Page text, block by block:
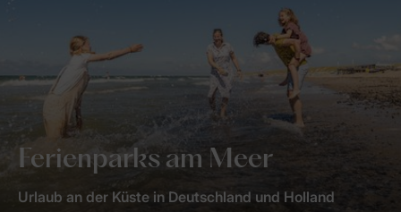
Ferienparks am Meer
Urlaub an der Küste in Deutschland und Holland